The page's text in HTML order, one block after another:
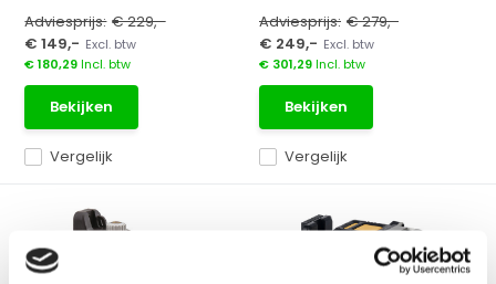
Vergelijk
Adviesprijs: € 229,-
€ 149,- Excl. btw
€ 180,29Incl. btw
Bekijken
Vergelijk
Adviesprijs: € 279,-
€ 249,- Excl. btw
€ 301,29Incl. btw
Bekijken